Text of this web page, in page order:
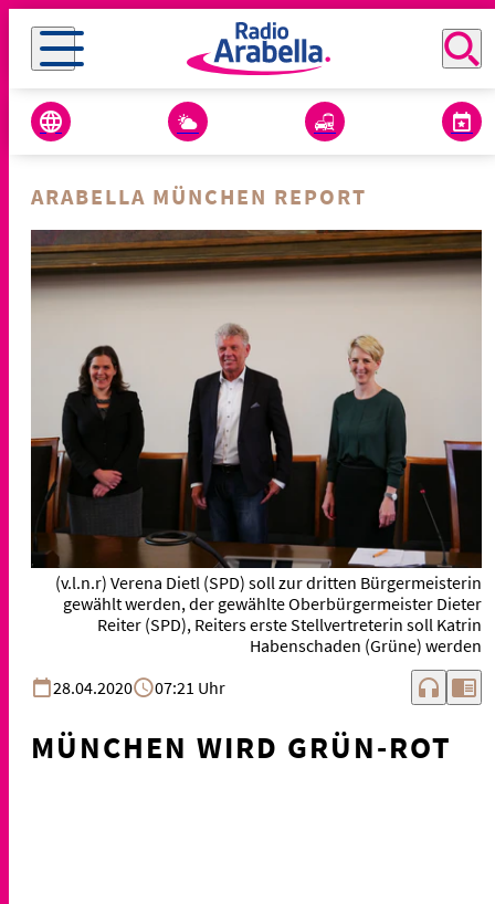
ARABELLA MÜNCHEN REPORT
(v.l.n.r) Verena Dietl (SPD) soll zur dritten Bürgermeisterin
gewählt werden, der gewählte Oberbürgermeister Dieter
Reiter (SPD), Reiters erste Stellvertreterin soll Katrin
Habenschaden (Grüne) werden
28.04.2020
07:21 Uhr headphones chrome_reader_mode
MÜNCHEN WIRD GRÜN-ROT